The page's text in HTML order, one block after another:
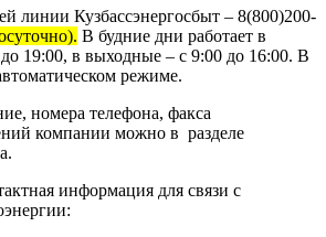
линии Кузбассэнергосбыт – 8(800)200-
В будние дни работает в
19:00, в выходные – с 9:00 до 16:00. В
режиме.
номера телефона, факса
компании можно в разделе
информация для связи с